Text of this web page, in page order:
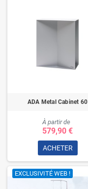
ADA Metal Cabinet 60
À partir de
579,90 €
ACHETER
EXCLUSIVITÉ WEB !